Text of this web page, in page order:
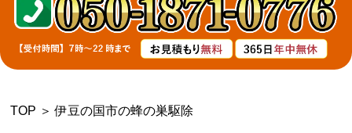
よくあるご質問
TOP ＞伊豆の国市の蜂の巣駆除